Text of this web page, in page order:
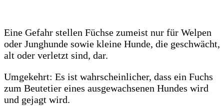
Eine Gefahr stellen Füchse zumeist nur für Welpen
oder Junghunde sowie kleine Hunde, die geschwächt,
alt oder verletzt sind, dar.
Umgekehrt: Es ist wahrscheinlicher, dass ein Fuchs
zum Beutetier eines ausgewachsenen Hundes wird
und gejagt wird.